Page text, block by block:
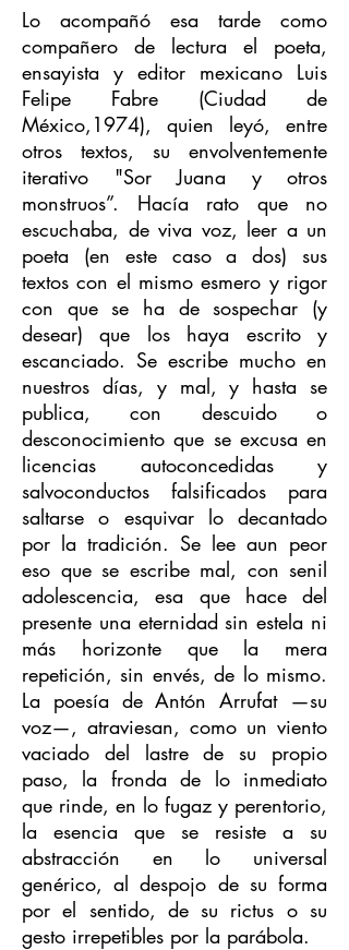
Lo acompañó esa tarde como
compañero de lectura el poeta,
ensayista y editor mexicano Luis
Felipe Fabre (Ciudad de
México,1974), quien leyó, entre
otros textos, su envolventemente
iterativo "Sor Juana y otros
monstruos”. Hacía rato que no
escuchaba, de viva voz, leer a un
poeta (en este caso a dos) sus
textos con el mismo esmero y rigor
con que se ha de sospechar (y
desear) que los haya escrito y
escanciado. Se escribe mucho en
nuestros días, y mal, y hasta se
publica, con descuido o
desconocimiento que se excusa en
licencias autoconcedidas y
salvoconductos falsificados para
saltarse o esquivar lo decantado
por la tradición. Se lee aun peor
eso que se escribe mal, con senil
adolescencia, esa que hace del
presente una eternidad sin estela ni
más horizonte que la mera
repetición, sin envés, de lo mismo.
La poesía de Antón Arrufat —su
voz—, atraviesan, como un viento
vaciado del lastre de su propio
paso, la fronda de lo inmediato
que rinde, en lo fugaz y perentorio,
la esencia que se resiste a su
abstracción en lo universal
genérico, al despojo de su forma
por el sentido, de su rictus o su
gesto irrepetibles por la parábola.